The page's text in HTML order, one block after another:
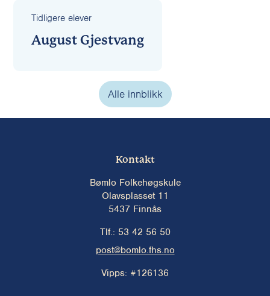
Tidligere elever
August Gjestvang
Alle innblikk
Kontakt
Bømlo Folkehøgskule
Olavsplasset 11
5437 Finnås
Tlf.: 53 42 56 50
post@bomlo.fhs.no
Vipps: #126136